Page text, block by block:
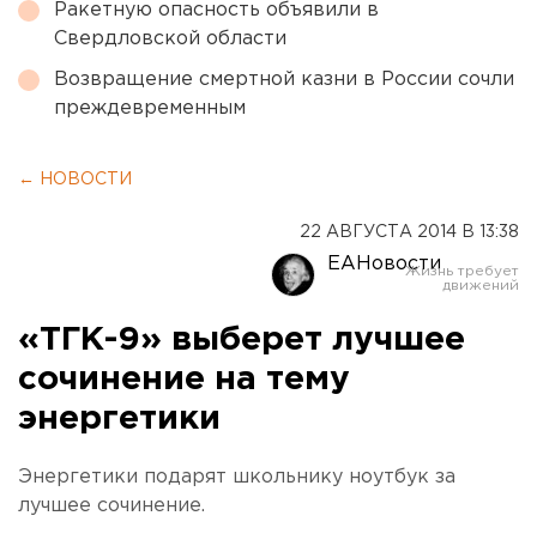
Ракетную опасность объявили в
Свердловской области
Возвращение смертной казни в России сочли
преждевременным
← НОВОСТИ
22 АВГУСТА 2014 В 13:38
ЕАНовости
«ТГК-9» выберет лучшее
сочинение на тему
энергетики
Энергетики подарят школьнику ноутбук за
лучшее сочинение.